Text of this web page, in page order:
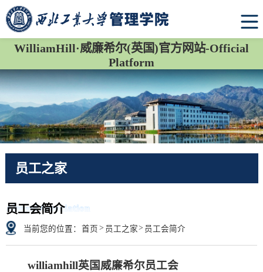
WilliamHill·威廉希尔(英国)官方网站-Official
Platform
员工之家
员工会简介
Alumni Association
当前您的位置： 首页 > 员工之家> 员工会简介
williamhill英国威廉希尔员工会